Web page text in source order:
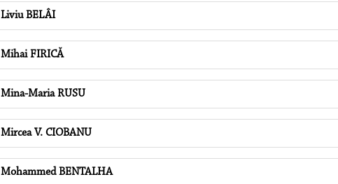
Liviu BELÂI
Mihai FIRICĂ
Mina-Maria RUSU
Mircea V. CIOBANU
Mohammed BENTALHA